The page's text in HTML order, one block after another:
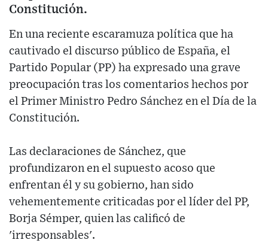
Constitución.
En una reciente escaramuza política que ha
cautivado el discurso público de España, el
Partido Popular (PP) ha expresado una grave
preocupación tras los comentarios hechos por
el Primer Ministro Pedro Sánchez en el Día de la
Constitución.
Las declaraciones de Sánchez, que
profundizaron en el supuesto acoso que
enfrentan él y su gobierno, han sido
vehementemente criticadas por el líder del PP,
Borja Sémper, quien las calificó de
'irresponsables'.